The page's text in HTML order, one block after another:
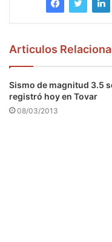
Articulos
Sismo de magnitud 3.5
registró hoy en Tovar
08/03/2013